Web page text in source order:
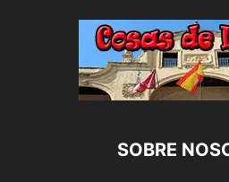
SOBRE